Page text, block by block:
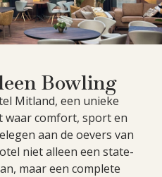
Bowling
Mitland, een unieke
waar comfort, sport en
aan de oevers van
niet alleen een state-
maar een complete